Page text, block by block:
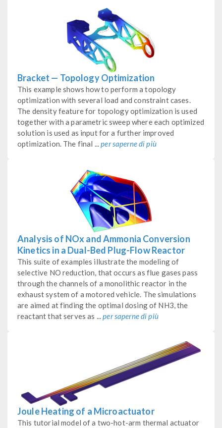
Bracket — Topology Optimization
This example shows how to perform a topology
optimization with several load and constraint cases.
The density feature for topology optimization is used
together with a parametric sweep where each optimized
solution is used as input for a further improved
optimization. The final ...per saperne di più
Analysis of NOx and Ammonia Conversion
Kinetics in a Dual-Bed Plug-Flow Reactor
This suite of examples illustrate the modeling of
selective NO reduction, that occurs as flue gases pass
through the channels of a monolithic reactor in the
exhaust system of a motored vehicle. The simulations
are aimed at finding the optimal dosing of NH3, the
reactant that serves as ...per saperne di più
Joule Heating of a Microactuator
This tutorial model of a two-hot-arm thermal actuator